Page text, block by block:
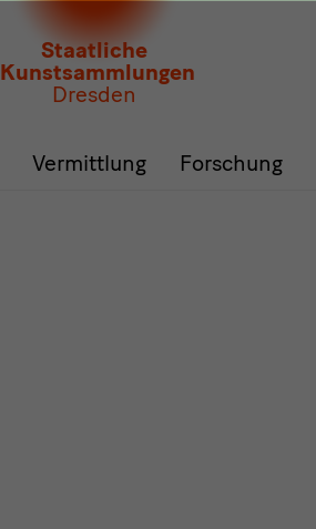
Staatliche
Kunstsammlungen
Dresden
Vermittlung Forschung